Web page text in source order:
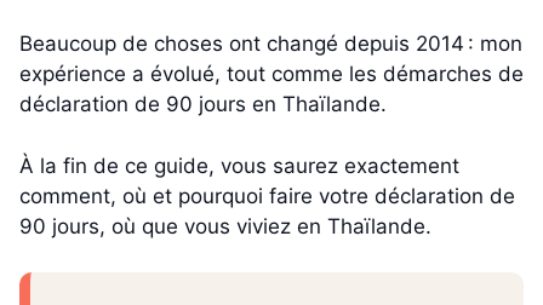
Beaucoup de choses ont changé depuis 2014 : mon
expérience a évolué, tout comme les démarches de
déclaration de 90 jours en Thaïlande.
À la fin de ce guide, vous saurez exactement
comment, où et pourquoi faire votre déclaration de
90 jours, où que vous viviez en Thaïlande.